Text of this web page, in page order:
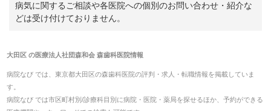
病気に関するご相談や各医院への個別のお問い合わせ・紹介な
どは受け付けておりません。
大田区の医療法人社団森和会 森歯科医院情報
病院なび では、 東京都大田区の森歯科医院の評判・求人・転職情報を掲載していま
す。
病院なび では市区町村別/診療科目別に病院・医院・薬局を探せるほか、予約ができる